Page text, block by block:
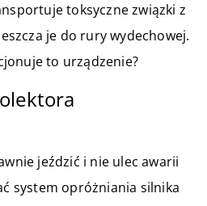
toksyczne związki z
je do rury wydechowej.
to urządzenie?
jeździć i nie ulec awarii
system opróżniania silnika